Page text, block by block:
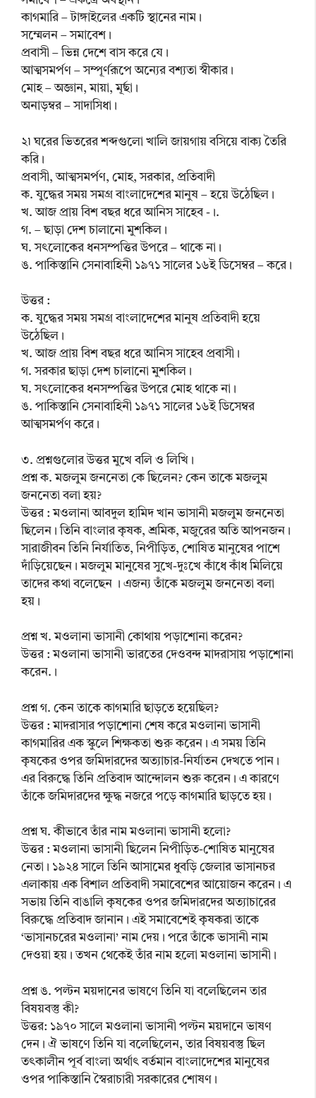
কাগমারি – টাঙ্গাইলের একটি স্থানের নাম।
সম্মেলন – সমাবেশ।
প্রবাসী – ভিন্ন দেশে বাস করে যে।
আত্মসমর্পণ – সম্পূর্ণরূপে অন্যের বশ্যতা স্বীকার।
মোহ – অজ্ঞান, মায়া, মূর্ছা।
অনাড়ম্বর – সাদাসিধা।
২৷ ঘরের ভিতরের শব্দগুলো খালি জায়গায় বসিয়ে বাক্য তৈরি
করি।
প্রবাসী, আত্মসমর্পণ, মোহ, সরকার, প্রতিবাদী
ক. যুদ্ধের সময় সমগ্র বাংলাদেশের মানুষ – হয়ে উঠেছিল।
খ. আজ প্রায় বিশ বছর ধরে আনিস সাহেব -।.
গ. – ছাড়া দেশ চালানো মুশকিল।
ঘ. সৎলোকের ধনসম্পত্তির উপরে – থাকে না।
ঙ. পাকিস্তানি সেনাবাহিনী ১৯৭১ সালের ১৬ই ডিসেম্বর – করে।
উত্তর :
ক. যুদ্ধের সময় সমগ্র বাংলাদেশের মানুষ প্রতিবাদী হয়ে
উঠেছিল।
খ. আজ প্রায় বিশ বছর ধরে আনিস সাহেব প্রবাসী।
গ. সরকার ছাড়া দেশ চালানো মুশকিল।
ঘ. সৎলোকের ধনসম্পত্তির উপরে মোহ থাকে না।
ঙ. পাকিস্তানি সেনাবাহিনী ১৯৭১ সালের ১৬ই ডিসেম্বর
আত্মসমর্পণ করে।
৩. প্রশ্নগুলোর উত্তর মুখে বলি ও লিখি।
প্রশ্ন ক. মজলুম জননেতা কে ছিলেন? কেন তাকে মজলুম
জননেতা বলা হয়?
উত্তর : মওলানা আবদুল হামিদ খান ভাসানী মজলুম জননেতা
ছিলেন। তিনি বাংলার কৃষক, শ্রমিক, মজুরের অতি আপনজন।
সারাজীবন তিনি নির্যাতিত, নিপীড়িত, শোষিত মানুষের পাশে
দাঁড়িয়েছেন। মজলুম মানুষের সুখে-দুঃখে কাঁধে কাঁধ মিলিয়ে
তাদের কথা বলেছেন । এজন্য তাঁকে মজলুম জননেতা বলা
হয়।
প্রশ্ন খ. মওলানা ভাসানী কোথায় পড়াশোনা করেন?
উত্তর : মওলানা ভাসানী ভারতের দেওবন্দ মাদরাসায় পড়াশোনা
করেন.।
প্রশ্ন গ. কেন তাকে কাগমারি ছাড়তে হয়েছিল?
উত্তর : মাদরাসার পড়াশোনা শেষ করে মওলানা ভাসানী
কাগমারির এক স্কুলে শিক্ষকতা শুরু করেন। এ সময় তিনি
কৃষকের ওপর জমিদারদের অত্যাচার-নির্যাতন দেখতে পান।
এর বিরুদ্ধে তিনি প্রতিবাদ আন্দোলন শুরু করেন। এ কারণে
তাঁকে জমিদারদের ক্ষুদ্ধ নজরে পড়ে কাগমারি ছাড়তে হয়।
প্রশ্ন ঘ. কীভাবে তাঁর নাম মওলানা ভাসানী হলো?
উত্তর : মওলানা ভাসানী ছিলেন নিপীড়িত-শোষিত মানুষের
নেতা। ১৯২৪ সালে তিনি আসামের ধুবড়ি জেলার ভাসানচর
এলাকায় এক বিশাল প্রতিবাদী সমাবেশের আয়োজন করেন। এ
সভায় তিনি বাঙালি কৃষকের ওপর জমিদারদের অত্যাচারের
বিরুদ্ধে প্রতিবাদ জানান। এই সমাবেশেই কৃষকরা তাকে
‘ভাসানচরের মওলানা’ নাম দেয়। পরে তাঁকে ভাসানী নাম
দেওয়া হয়। তখন থেকেই তাঁর নাম হলো মওলানা ভাসানী।
প্রশ্ন ঙ. পল্টন ময়দানের ভাষণে তিনি যা বলেছিলেন তার
বিষয়বস্তু কী?
উত্তর: ১৯৭০ সালে মওলানা ভাসানী পল্টন ময়দানে ভাষণ
দেন। ঐ ভাষণে তিনি যা বলেছিলেন, তার বিষয়বস্তু ছিল
তৎকালীন পূর্ব বাংলা অর্থাৎ বর্তমান বাংলাদেশের মানুষের
ওপর পাকিস্তানি স্বৈরাচারী সরকারের শোষণ।